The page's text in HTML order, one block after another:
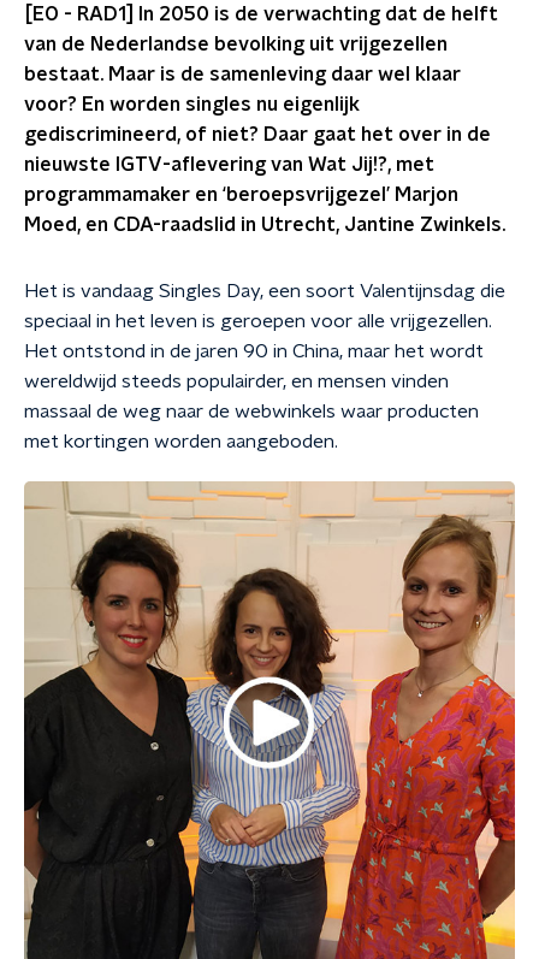
[EO - RAD1] In 2050 is de verwachting dat de helft
van de Nederlandse bevolking uit vrijgezellen
bestaat. Maar is de samenleving daar wel klaar
voor? En worden singles nu eigenlijk
gediscrimineerd, of niet? Daar gaat het over in de
nieuwste IGTV-aflevering van Wat Jij!?, met
programmamaker en ‘beroepsvrijgezel’ Marjon
Moed, en CDA-raadslid in Utrecht, Jantine Zwinkels.
Het is vandaag Singles Day, een soort Valentijnsdag die
speciaal in het leven is geroepen voor alle vrijgezellen.
Het ontstond in de jaren 90 in China, maar het wordt
wereldwijd steeds populairder, en mensen vinden
massaal de weg naar de webwinkels waar producten
met kortingen worden aangeboden.